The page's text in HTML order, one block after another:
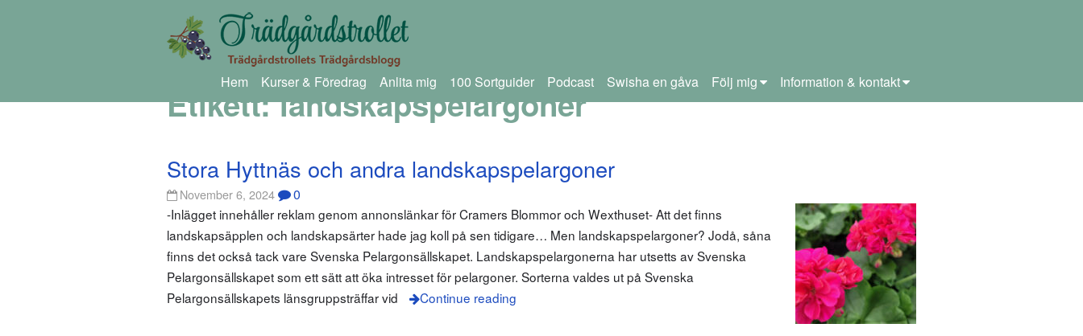
Hem Kurser & Föredrag Anlita mig 100 Sortguider Podcast Swisha en gåva Följ mig Information & kontakt
Etikett:landskapspelargoner
Stora Hyttnäs och andra landskapspelargoner
November 6, 2024 0
-Inlägget innehåller reklam genom annonslänkar för Cramers Blommor och Wexthuset- Att det finns
landskapsäpplen och landskapsärter hade jag koll på sen tidigare… Men landskapspelargoner? Jodå, såna
finns det också tack vare Svenska Pelargonsällskapet. Landskapspelargonerna har utsetts av Svenska
Pelargonsällskapet som ett sätt att öka intresset för pelargoner. Sorterna valdes ut på Svenska
Pelargonsällskapets länsgruppsträffar vid
Continue reading